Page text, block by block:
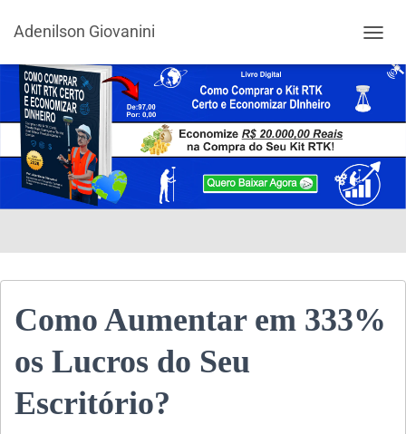
Adenilson Giovanini
Como Aumentar em 333%
os Lucros do Seu
Escritório?